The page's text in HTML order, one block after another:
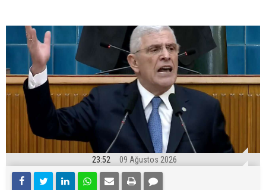
23:52 09 Ağustos 2026